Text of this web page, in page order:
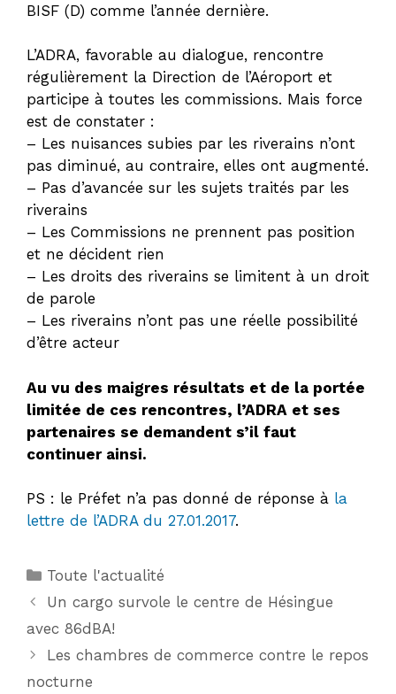
BISF (D) comme l’année dernière.
L’ADRA, favorable au dialogue, rencontre
régulièrement la Direction de l’Aéroport et
participe à toutes les commissions. Mais force
est de constater :
– Les nuisances subies par les riverains n’ont
pas diminué, au contraire, elles ont augmenté.
– Pas d’avancée sur les sujets traités par les
riverains
– Les Commissions ne prennent pas position
et ne décident rien
– Les droits des riverains se limitent à un droit
de parole
– Les riverains n’ont pas une réelle possibilité
d’être acteur
Au vu des maigres résultats et de la portée
limitée de ces rencontres, l’ADRA et ses
partenaires se demandent s’il faut
continuer ainsi.
PS : le Préfet n’a pas donné de réponse à la
lettre de l’ADRA du 27.01.2017.
Catégories
Toute l'actualité
Un cargo survole le centre de Hésingue
avec 86dBA!
Les chambres de commerce contre le repos
nocturne